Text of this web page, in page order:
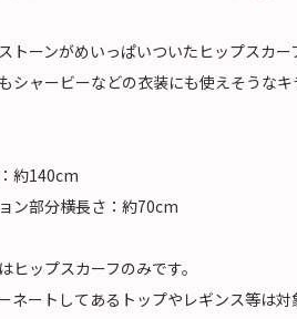
トーンがめいっぱいついたヒップスカ
シャービーなどの衣装にも使えそうなキ
約140cm
ン部分横長さ：約70cm
ヒップスカーフのみです。
ネートしてあるトップやレギンス等は対